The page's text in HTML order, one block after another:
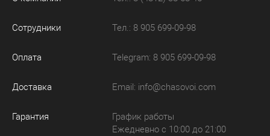
Сотрудники
Оплата
Доставка
Гарантия
Тел.: 8 905 699-09-98
Telegram: 8 905 699-09-98
Email: info@chasovoi.com
График работы
Ежедневно с 10:00 до 21:00